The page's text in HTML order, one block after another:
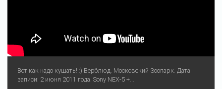
Вот как надо кушать! :) Верблюд. Московский Зоопарк. Дата
записи: 2 июня 2011 года. Sony NEX-5 +...